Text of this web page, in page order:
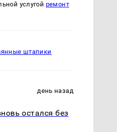
услугой ремонт
штапики
день назад
остался без